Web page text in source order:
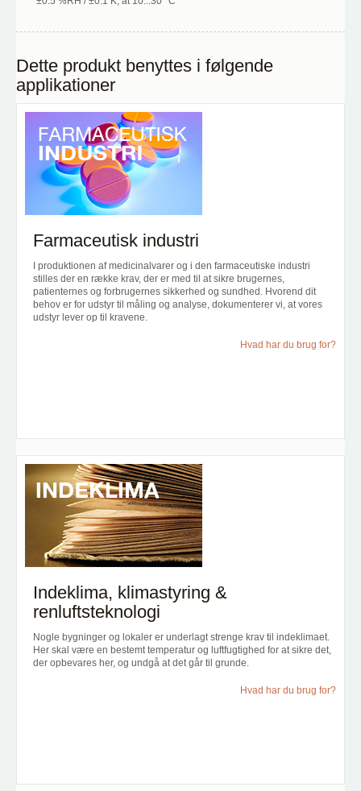
Dette produkt benyttes i følgende
applikationer
Farmaceutisk industri
I produktionen af medicinalvarer og i den farmaceutiske industri
stilles der en række krav, der er med til at sikre brugernes,
patienternes og forbrugernes sikkerhed og sundhed. Hvorend dit
behov er for udstyr til måling og analyse, dokumenterer vi, at vores
udstyr lever op til kravene.
Hvad har du brug for?
Indeklima, klimastyring &
renluftsteknologi
Nogle bygninger og lokaler er underlagt strenge krav til indeklimaet.
Her skal være en bestemt temperatur og luftfugtighed for at sikre det,
der opbevares her, og undgå at det går til grunde.
Hvad har du brug for?